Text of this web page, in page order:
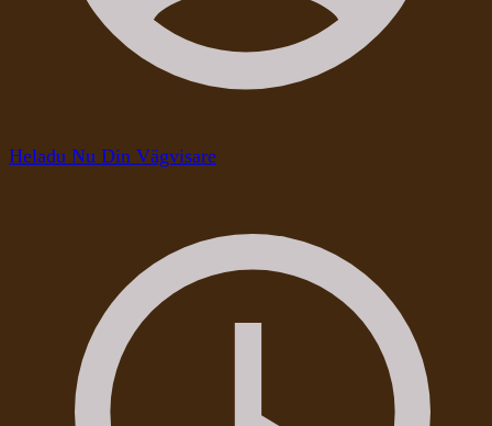
Heladu Nu Din Vägvisare